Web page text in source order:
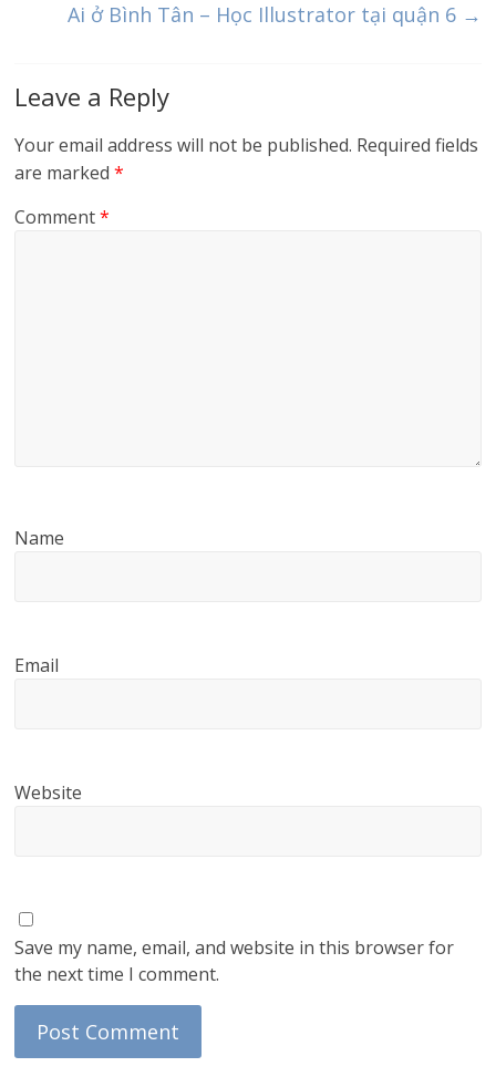
Ai ở Bình Tân – Học Illustrator tại quận 6 →
Leave a Reply
Your email address will not be published. Required fields
are marked*
Comment*
Name
Email
Website
Save my name, email, and website in this browser for
the next time I comment.